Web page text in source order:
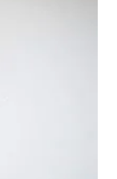
脇谷俊佑